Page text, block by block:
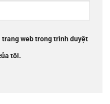
web trong trình duyệt
tôi.